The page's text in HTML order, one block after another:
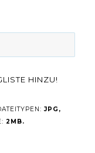
HINZU!
JPG,
2MB.